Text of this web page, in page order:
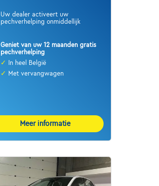
Uw dealer activeert uw
pechverhelping onmiddellijk
Geniet van uw 12 maanden gratis
pechverhelping
✓
In heel België
✓ Met vervangwagen
Meer informatie